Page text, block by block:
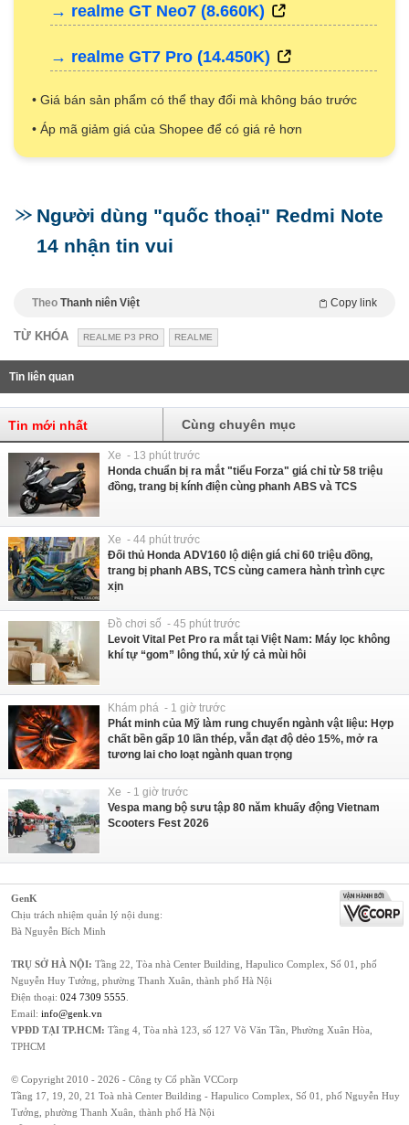
→ realme GT Neo7 (8.660K)
→ realme GT7 Pro (14.450K)
• Giá bán sản phẩm có thể thay đổi mà không báo trước
• Áp mã giảm giá của Shopee để có giá rẻ hơn
Người dùng "quốc thoại" Redmi Note
14 nhận tin vui
Theo Thanh niên Việt Copy link
TỪ KHÓA REALME P3 PRO REALME
Tin liên quan
Tin mới nhất Cùng chuyên mục
Xe - 13 phút trước
Honda chuẩn bị ra mắt "tiểu Forza" giá chỉ từ 58 triệu
đồng, trang bị kính điện cùng phanh ABS và TCS
Xe - 44 phút trước
Đối thủ Honda ADV160 lộ diện giá chỉ 60 triệu đồng,
trang bị phanh ABS, TCS cùng camera hành trình cực
xịn
Đồ chơi số - 45 phút trước
Levoit Vital Pet Pro ra mắt tại Việt Nam: Máy lọc không
khí tự “gom” lông thú, xử lý cả mùi hôi
Khám phá - 1 giờ trước
Phát minh của Mỹ làm rung chuyển ngành vật liệu: Hợp
chất bền gấp 10 lần thép, vẫn đạt độ dẻo 15%, mở ra
tương lai cho loạt ngành quan trọng
Xe - 1 giờ trước
Vespa mang bộ sưu tập 80 năm khuấy động Vietnam
Scooters Fest 2026
GenK
Chịu trách nhiệm quản lý nội dung:
Bà Nguyễn Bích Minh
TRỤ SỞ HÀ NỘI: Tầng 22, Tòa nhà Center Building, Hapulico Complex, Số 01, phố
Nguyễn Huy Tưởng, phường Thanh Xuân, thành phố Hà Nội
Điện thoại: 024 7309 5555
Email: info@genk.vn
VPĐD TẠI TP.HCM: Tầng 4, Tòa nhà 123, số 127 Võ Văn Tần, Phường Xuân Hòa,
TPHCM
© Copyright 2010 - 2026 - Công ty Cổ phần VCCorp
Tầng 17, 19, 20, 21 Toà nhà Center Building - Hapulico Complex, Số 01, phố Nguyễn Huy
Tưởng, phường Thanh Xuân, thành phố Hà Nội